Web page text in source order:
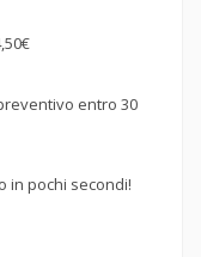
entro 30
in pochi secondi!